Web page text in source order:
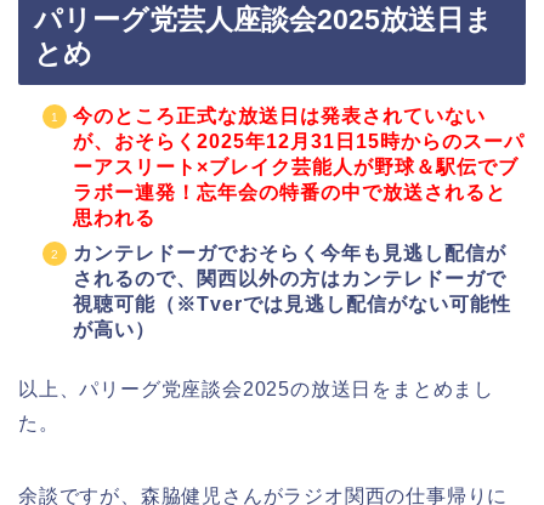
パリーグ党芸人座談会2025放送日ま
とめ
今のところ正式な放送日は発表されていない
が、おそらく2025年12月31日15時からのスーパ
ーアスリート×ブレイク芸能人が野球＆駅伝でブ
ラボー連発！忘年会の特番の中で放送されると
思われる
カンテレドーガでおそらく今年も見逃し配信が
されるので、関西以外の方はカンテレドーガで
視聴可能（※Tverでは見逃し配信がない可能性
が高い）
以上、パリーグ党座談会2025の放送日をまとめまし
た。
余談ですが、森脇健児さんがラジオ関西の仕事帰りに